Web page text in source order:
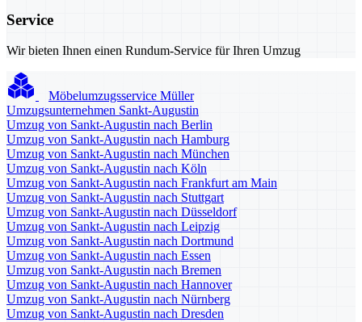
Service
Wir bieten Ihnen einen Rundum-Service für Ihren Umzug
Möbelumzugsservice Müller
Umzugsunternehmen Sankt-Augustin
Umzug von Sankt-Augustin nach Berlin
Umzug von Sankt-Augustin nach Hamburg
Umzug von Sankt-Augustin nach München
Umzug von Sankt-Augustin nach Köln
Umzug von Sankt-Augustin nach Frankfurt am Main
Umzug von Sankt-Augustin nach Stuttgart
Umzug von Sankt-Augustin nach Düsseldorf
Umzug von Sankt-Augustin nach Leipzig
Umzug von Sankt-Augustin nach Dortmund
Umzug von Sankt-Augustin nach Essen
Umzug von Sankt-Augustin nach Bremen
Umzug von Sankt-Augustin nach Hannover
Umzug von Sankt-Augustin nach Nürnberg
Umzug von Sankt-Augustin nach Dresden